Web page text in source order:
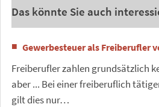
Das könnte Sie auch
Gewerbesteuer als Freiberufler
Freiberufler zahlen grundsätzlich
aber ... Bei einer freiberuflich
gilt dies nur…